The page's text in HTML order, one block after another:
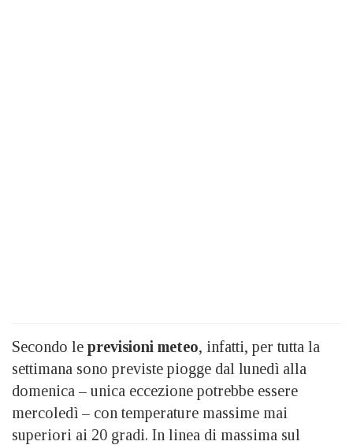
Secondo le previsioni meteo, infatti, per tutta la
settimana sono previste piogge dal lunedì alla
domenica – unica eccezione potrebbe essere
mercoledì – con temperature massime mai
superiori ai 20 gradi. In linea di massima sul